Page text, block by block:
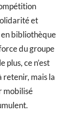
et
en bibliothèque
du groupe
plus, ce n’est
retenir, mais la
mobilisé